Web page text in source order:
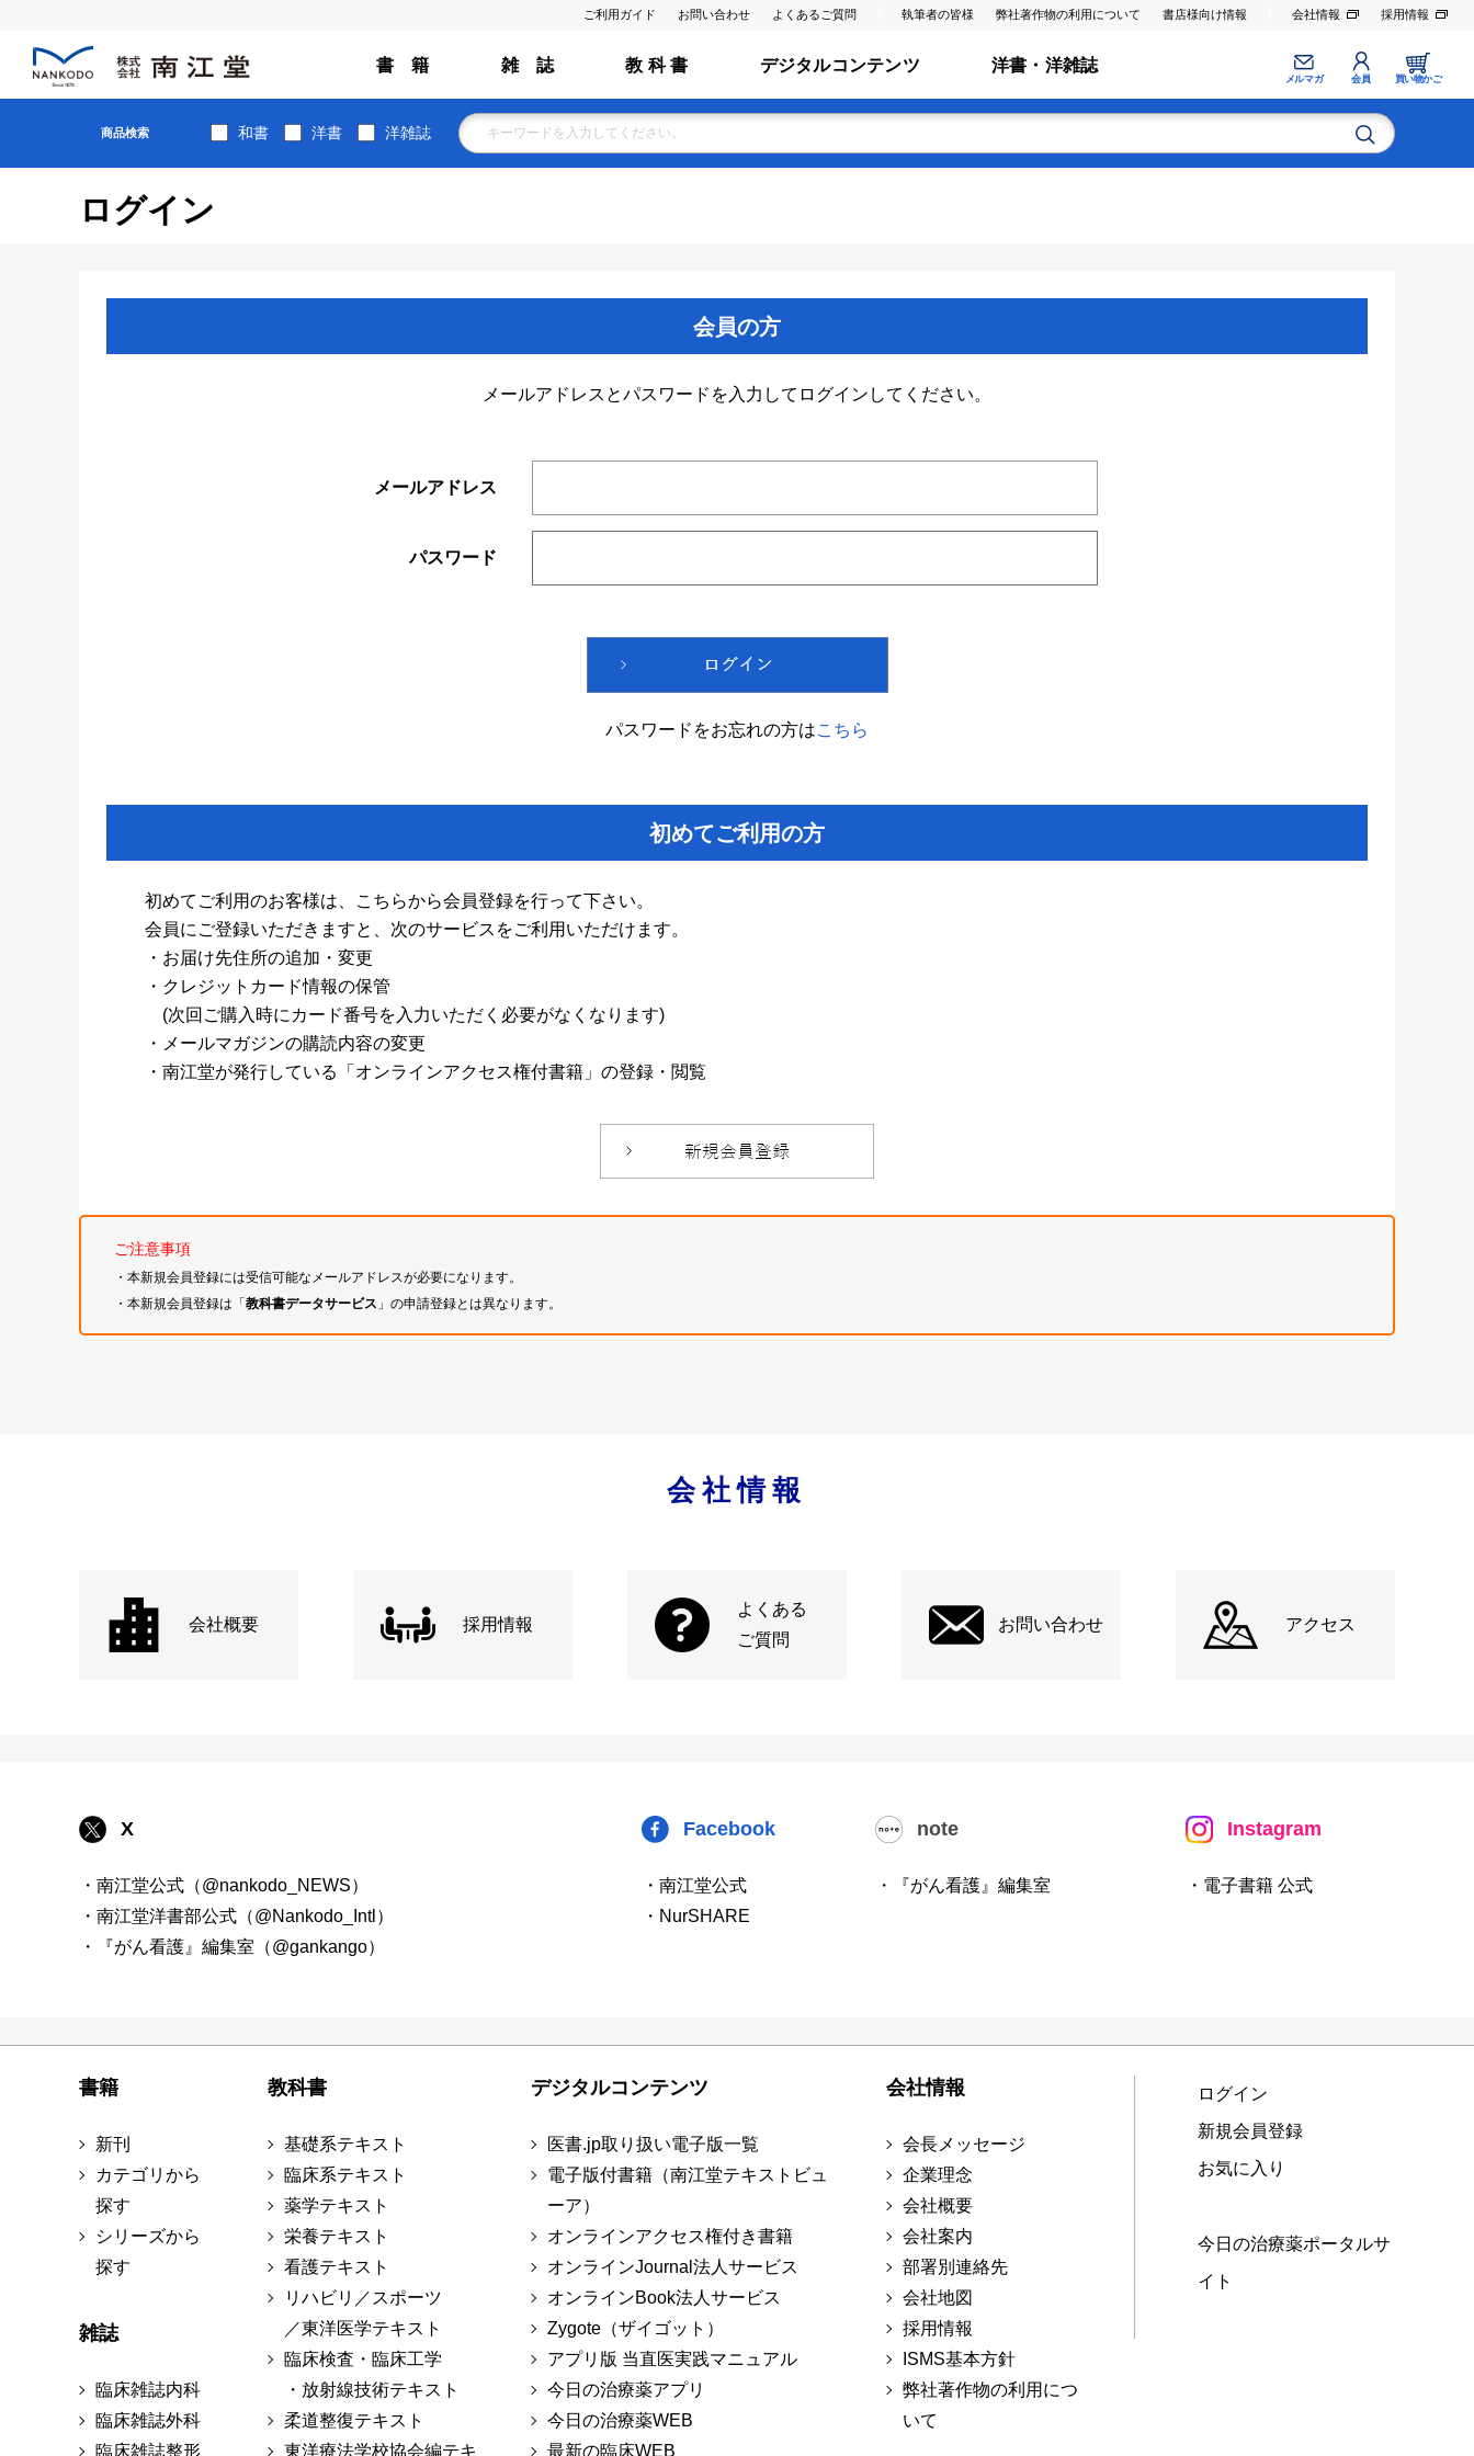
ご利用ガイド お問い合わせ よくあるご質問 執筆者の皆様 弊社著作物の利用について 書店様向け情報 会社情報 採用情報
書 籍 雑 誌 教 科 書 デジタルコンテンツ 洋書・洋雑誌
メルマガ 会員 買い物かご
商品検索 和書 洋書 洋雑誌
ログイン
会員の方
メールアドレスとパスワードを入力してログインしてください。
メールアドレス
パスワード
パスワードをお忘れの方はこちら
初めてご利用の方
初めてご利用のお客様は、こちらから会員登録を行って下さい。
会員にご登録いただきますと、次のサービスをご利用いただけます。
・お届け先住所の追加・変更
・クレジットカード情報の保管
(次回ご購入時にカード番号を入力いただく必要がなくなります)
・メールマガジンの購読内容の変更
・南江堂が発行している「オンラインアクセス権付書籍」の登録・閲覧
ご注意事項
・本新規会員登録には受信可能なメールアドレスが必要になります。
・本新規会員登録は「教科書データサービス 」の申請登録とは異なります。
会社情報
会社概要 採用情報
よくある
ご質問
お問い合わせ アクセス
X
・南江堂公式（@nankodo_NEWS）
・南江堂洋書部公式（@Nankodo_Intl）
・『がん看護』編集室（@gankango）
Facebook
・南江堂公式
・NurSHARE
note
・『がん看護』編集室
Instagram
・電子書籍 公式
書籍
新刊
カテゴリから
探す
シリーズから
探す
雑誌
臨床雑誌内科
臨床雑誌外科
臨床雑誌整形
教科書
基礎系テキスト
臨床系テキスト
薬学テキスト
栄養テキスト
看護テキスト
リハビリ／スポーツ
／東洋医学テキスト
臨床検査・臨床工学
・放射線技術テキスト
柔道整復テキスト
東洋療法学校協会編テキ
デジタルコンテンツ
医書.jp取り扱い電子版一覧
電子版付書籍（南江堂テキストビュ
ーア）
オンラインアクセス権付き書籍
オンラインJournal法人サービス
オンラインBook法人サービス
Zygote（ザイゴット）
アプリ版 当直医実践マニュアル
今日の治療薬アプリ
今日の治療薬WEB
最新の臨床WEB
会社情報
会長メッセージ
企業理念
会社概要
会社案内
部署別連絡先
会社地図
採用情報
ISMS基本方針
弊社著作物の利用につ
いて
ログイン
新規会員登録
お気に入り
今日の治療薬ポータルサ
イト